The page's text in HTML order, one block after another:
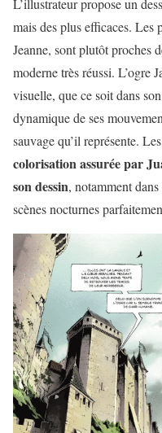
mais des plus efficaces. Les
Jeanne, sont plutôt proches
moderne très réussi. L’ogre
visuelle, que ce soit dans
dynamique de ses
sauvage qu’il représente.
colorisation assurée par
son dessin, notamment
scènes nocturnes